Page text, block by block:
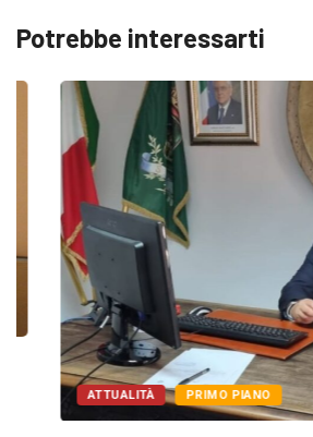
Potrebbe interessarti
ATTUALITÀ PRIMO PIANO